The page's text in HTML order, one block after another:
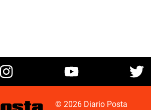
© 2026 Diario Posta